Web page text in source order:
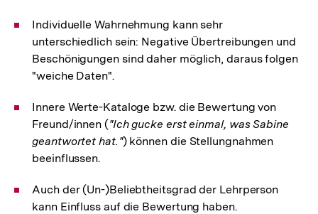
Individuelle Wahrnehmung kann sehr
unterschiedlich sein: Negative Übertreibungen und
Beschönigungen sind daher möglich, daraus folgen
"weiche Daten".
Innere Werte-Kataloge bzw. die Bewertung von
Freund/innen ("Ich gucke erst einmal, was Sabine
geantwortet hat.") können die Stellungnahmen
beeinflussen.
Auch der (Un-)Beliebtheitsgrad der Lehrperson
kann Einfluss auf die Bewertung haben.